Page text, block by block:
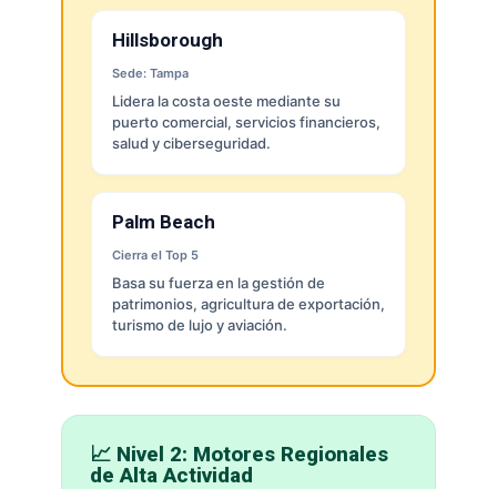
Hillsborough
Sede: Tampa
Lidera la costa oeste mediante su
puerto comercial, servicios financieros,
salud y ciberseguridad.
Palm Beach
Cierra el Top 5
Basa su fuerza en la gestión de
patrimonios, agricultura de exportación,
turismo de lujo y aviación.
📈 Nivel 2: Motores Regionales
de Alta Actividad